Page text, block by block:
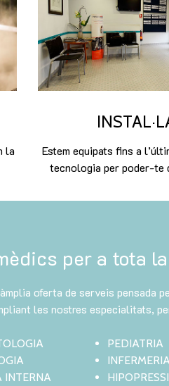
la
Estem equipats fins a
tecnologia per poder-te
per a tota
oferta de serveis pensada
les nostres especialitats,
INTERNA
PEDIATRIA